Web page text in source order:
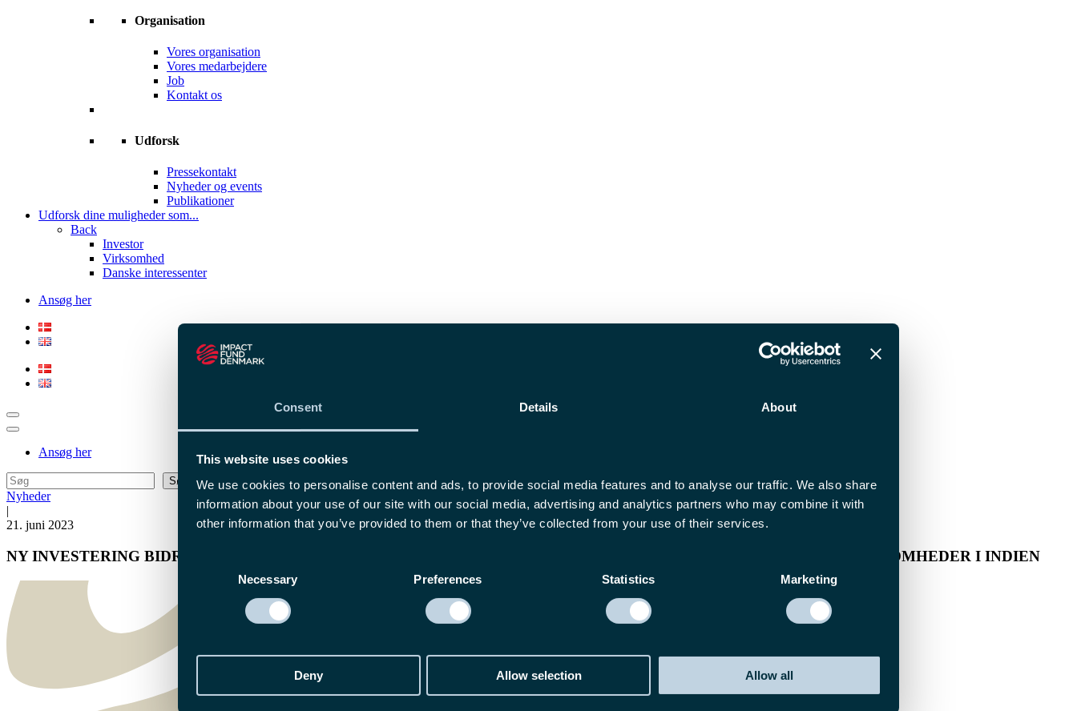
Consent Details About
This website uses cookies
We use cookies to personalise content and ads, to provide social media features and to analyse our traffic. We also share
information about your use of our site with our social media, advertising and analytics partners who may combine it with
other information that you’ve provided to them or that they’ve collected from your use of their services.
Consent
Necessary Preferences Statistics Marketing
Deny Allow selection Allow all
Organisation
Vores organisation
Vores medarbejdere
Job
Kontakt os
Udforsk
Pressekontakt
Nyheder og events
Publikationer
Udforsk dine muligheder som...
Back
Investor
Virksomhed
Danske interessenter
Ansøg her
Ansøg her
Søg
Søg
Nyheder
|
21. juni 2023
NY INVESTERING BIDRAGER TIL GRØN FINANSIERING AF MIKROVIRKSOMHEDER, SMÅ OG MELLEMSTORE VIRKSOMHEDER I INDIEN